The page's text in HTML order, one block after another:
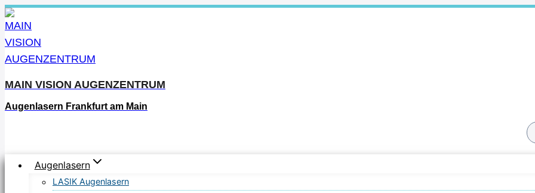
Zum
Inhalt
springen
MAIN VISION AUGENZENTRUM
Augenlasern Frankfurt am Main
Augenlasern
LASIK Augenlasern